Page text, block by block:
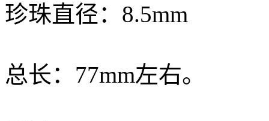
珍珠直径：8.5mm
总长：77mm左右。